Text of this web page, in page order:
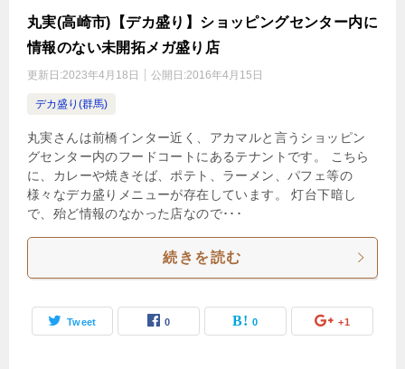
丸実(高崎市)【デカ盛り】ショッピングセンター内に
情報のない未開拓メガ盛り店
更新日:2023年4月18日 公開日:2016年4月15日
デカ盛り(群馬)
丸実さんは前橋インター近く、アカマルと言うショッピン
グセンター内のフードコートにあるテナントです。 こちら
に、カレーや焼きそば、ポテト、ラーメン、パフェ等の
様々なデカ盛りメニューが存在しています。 灯台下暗し
で、殆ど情報のなかった店なので･･･
続きを読む
Tweet 0 0 +1